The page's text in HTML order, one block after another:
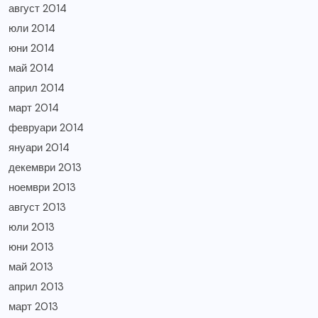
август 2014
юли 2014
юни 2014
май 2014
април 2014
март 2014
февруари 2014
януари 2014
декември 2013
ноември 2013
август 2013
юли 2013
юни 2013
май 2013
април 2013
март 2013